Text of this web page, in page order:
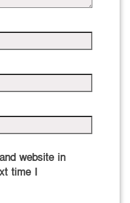
website in
time I